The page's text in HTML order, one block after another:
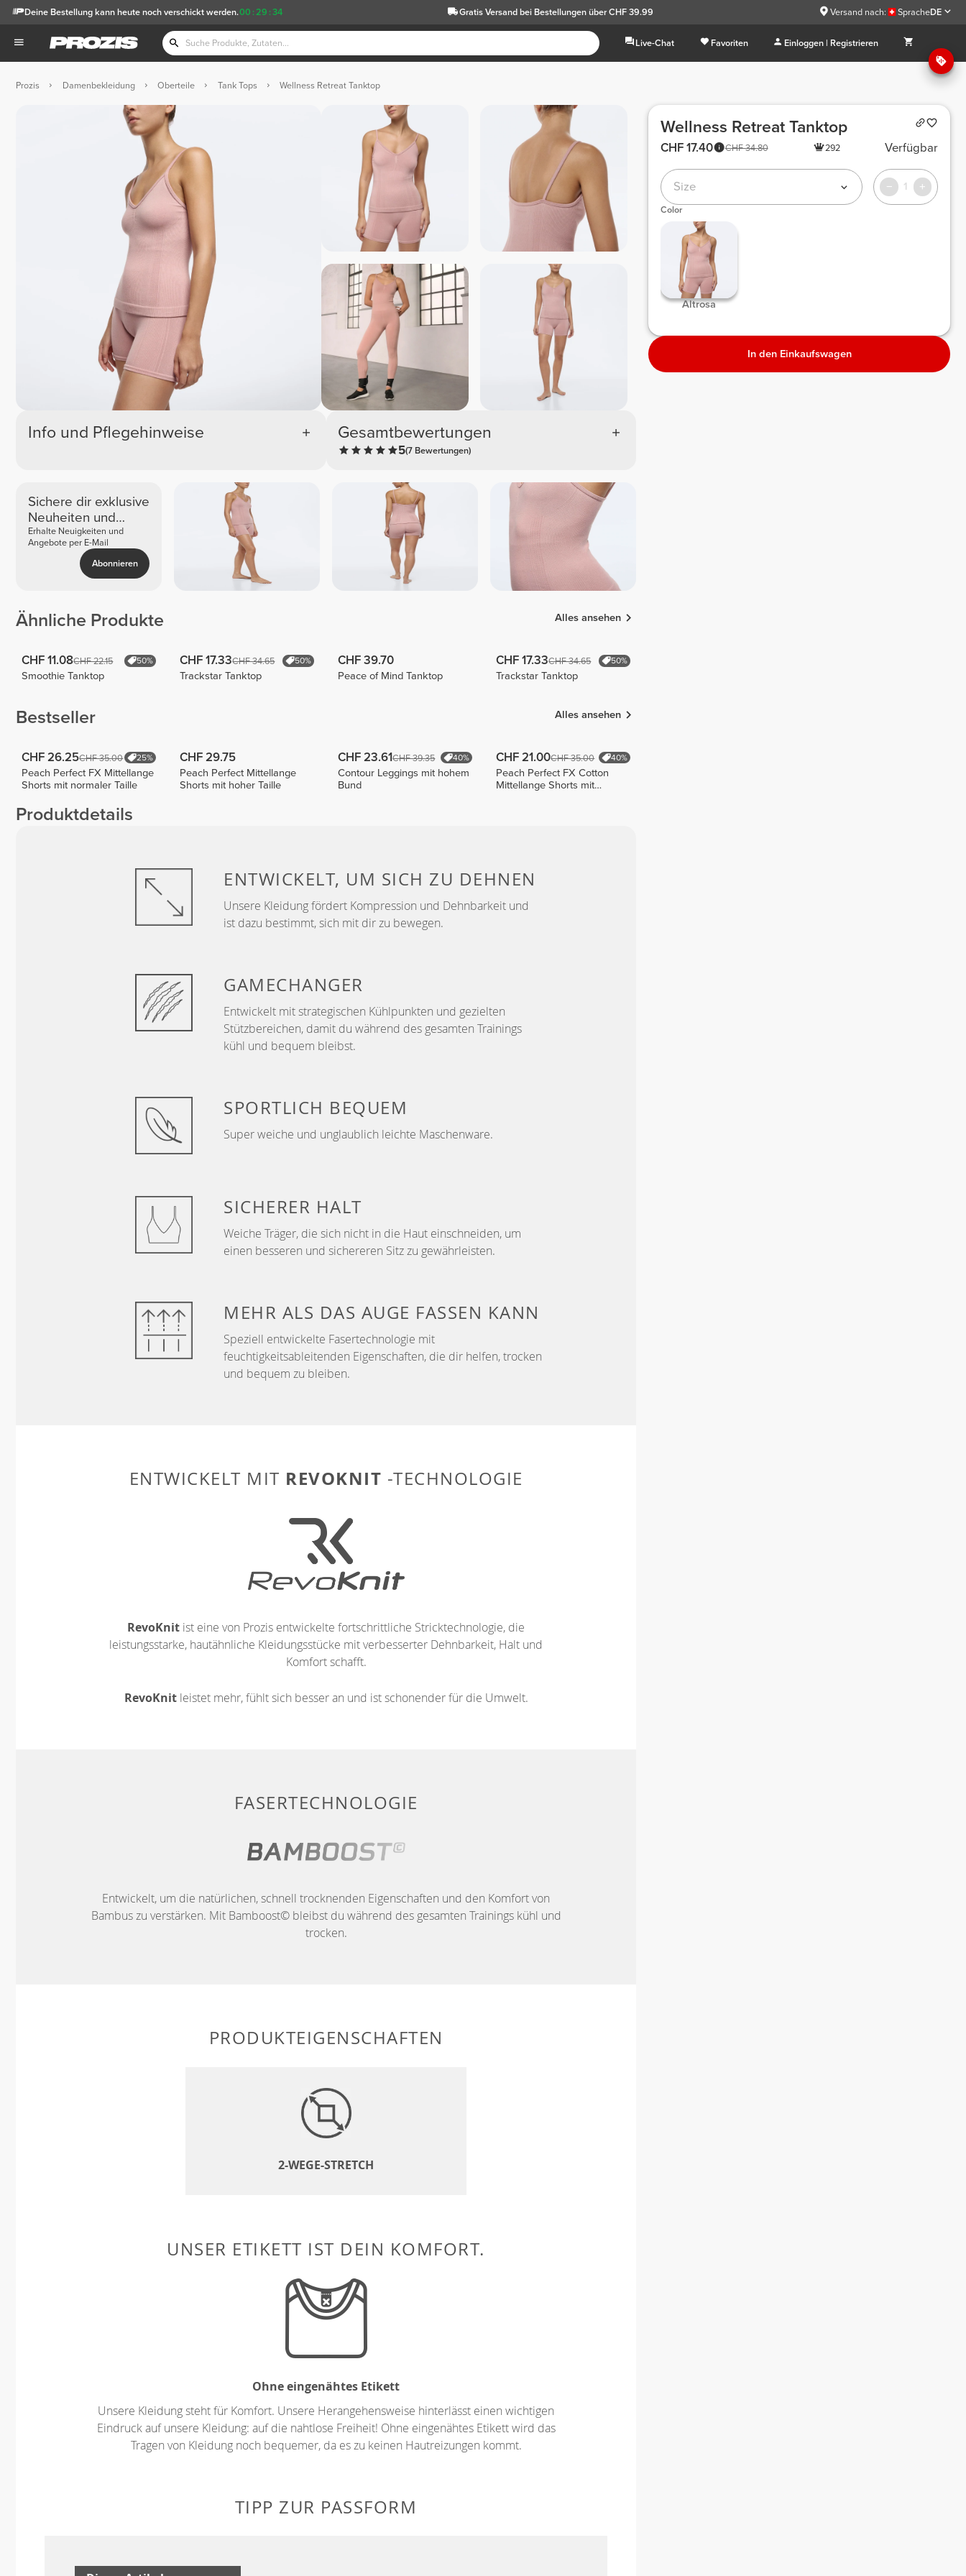
00 :29 :34
Deine Bestellung kann heute noch verschickt werden. Gratis Versandbei Bestellungen über CHF 39.99 Versand nach: SpracheDE
Live-Chat Favoriten Einloggen | Registrieren
Prozis Damenbekleidung Oberteile Tank Tops Wellness Retreat Tanktop
Info und Pflegehinweise Gesamtbewertungen
5(7 Bewertungen)
Sichere dir exklusive
Neuheiten und
Angebote
Erhalte Neuigkeiten und
Angebote per E-Mail
Abonnieren
Ähnliche Produkte Alles ansehen
CHF 11.08CHF 22.15 50%
Smoothie Tanktop
CHF 17.33CHF 34.65 50%
Trackstar Tanktop
CHF 39.70
Peace of Mind Tanktop
CHF 17.33CHF 34.65 50%
Trackstar Tanktop
Bestseller Alles ansehen
CHF 26.25CHF 35.00 25%
Peach Perfect FX Mittellange
Shorts mit normaler Taille
CHF 29.75
Peach Perfect Mittellange
Shorts mit hoher Taille
CHF 23.61CHF 39.35 40%
Contour Leggings mit hohem
Bund
CHF 21.00CHF 35.00 40%
Peach Perfect FX Cotton
Mittellange Shorts mit
Produktdetails
ENTWICKELT, UM SICH ZU DEHNEN
Unsere Kleidung fördert Kompression und Dehnbarkeit und
ist dazu bestimmt, sich mit dir zu bewegen.
GAMECHANGER
Entwickelt mit strategischen Kühlpunkten und gezielten
Stützbereichen, damit du während des gesamten Trainings
kühl und bequem bleibst.
SPORTLICH BEQUEM
Super weiche und unglaublich leichte Maschenware.
SICHERER HALT
Weiche Träger, die sich nicht in die Haut einschneiden, um
einen besseren und sichereren Sitz zu gewährleisten.
MEHR ALS DAS AUGE FASSEN KANN
Speziell entwickelte Fasertechnologie mit
feuchtigkeitsableitenden Eigenschaften, die dir helfen, trocken
und bequem zu bleiben.
ENTWICKELT MIT REVOKNIT -TECHNOLOGIE
RevoKnit ist eine von Prozis entwickelte fortschrittliche Stricktechnologie, die
leistungsstarke, hautähnliche Kleidungsstücke mit verbesserter Dehnbarkeit, Halt und
Komfort schafft.
RevoKnitleistet mehr, fühlt sich besser an und ist schonender für die Umwelt.
FASERTECHNOLOGIE
Entwickelt, um die natürlichen, schnell trocknenden Eigenschaften und den Komfort von
Bambus zu verstärken. Mit Bamboost© bleibst du während des gesamten Trainings kühl und
trocken.
PRODUKTEIGENSCHAFTEN
2-WEGE-STRETCH
UNSER ETIKETT IST DEIN KOMFORT.
Ohne eingenähtes Etikett
Unsere Kleidung steht für Komfort. Unsere Herangehensweise hinterlässt einen wichtigen
Eindruck auf unsere Kleidung: auf die nahtlose Freiheit! Ohne eingenähtes Etikett wird das
Tragen von Kleidung noch bequemer, da es zu keinen Hautreizungen kommt.
TIPP ZUR PASSFORM
Wellness Retreat Tanktop
CHF 34.80
CHF 17.40 292 Verfügbar
Size 1
Color
Altrosa
In den Einkaufswagen